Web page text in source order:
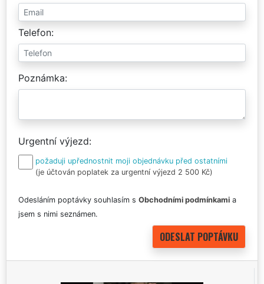
Telefon
Poznámka
Urgentní výjezd
požaduji upřednostnit moji objednávku před ostatními
(je účtován poplatek za urgentní výjezd 2 500 Kč)
Odesláním poptávky souhlasím s Obchodními podmínkami a
jsem s nimi seznámen.